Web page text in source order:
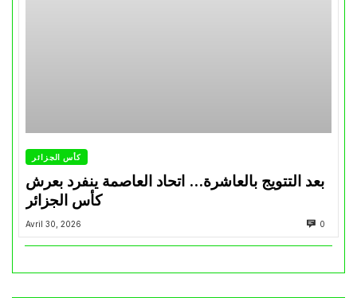
كأس الجزائر
بعد التتويج بالعاشرة… اتحاد العاصمة ينفرد بعرش
كأس الجزائر
Avril 30, 2026 0